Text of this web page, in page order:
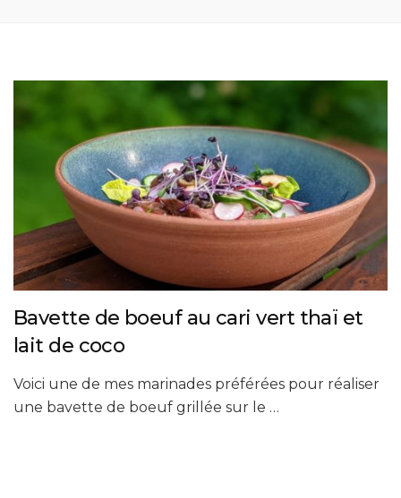
Bavette de boeuf au cari vert thaï et
lait de coco
Voici une de mes marinades préférées pour réaliser
une bavette de boeuf grillée sur le …